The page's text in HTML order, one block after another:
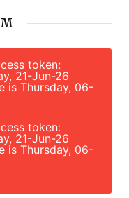
token:
21-Jun-26
is Thursday, 06-
token:
21-Jun-26
is Thursday, 06-